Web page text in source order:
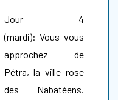
Jour 4
(mardi): Vous vous
approchez de
Pétra, la ville rose
des Nabatéens.